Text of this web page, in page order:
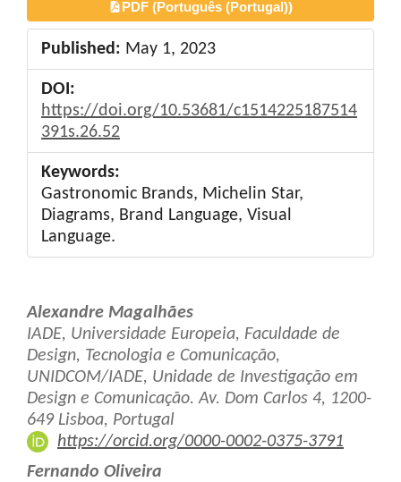
PDF (Português (Portugal))
Published: May 1, 2023
DOI:
https://doi.org/10.53681/c1514225187514
391s.26.52
Keywords:
Gastronomic Brands, Michelin Star,
Diagrams, Brand Language, Visual
Language.
Main
Article
Content
Alexandre Magalhães
IADE, Universidade Europeia, Faculdade de
Design, Tecnologia e Comunicação,
UNIDCOM/IADE, Unidade de Investigação em
Design e Comunicação. Av. Dom Carlos 4, 1200-
649 Lisboa, Portugal
https://orcid.org/0000-0002-0375-3791
Fernando Oliveira